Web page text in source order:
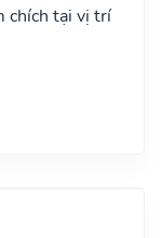
chích tại vị trí